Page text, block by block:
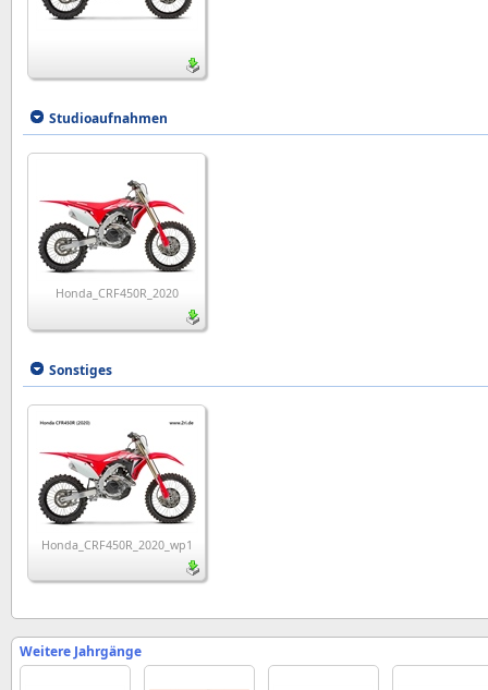
Studioaufnahmen
Honda_CRF450R_2020
Sonstiges
Honda_CRF450R_2020_wp1
Weitere Jahrgänge